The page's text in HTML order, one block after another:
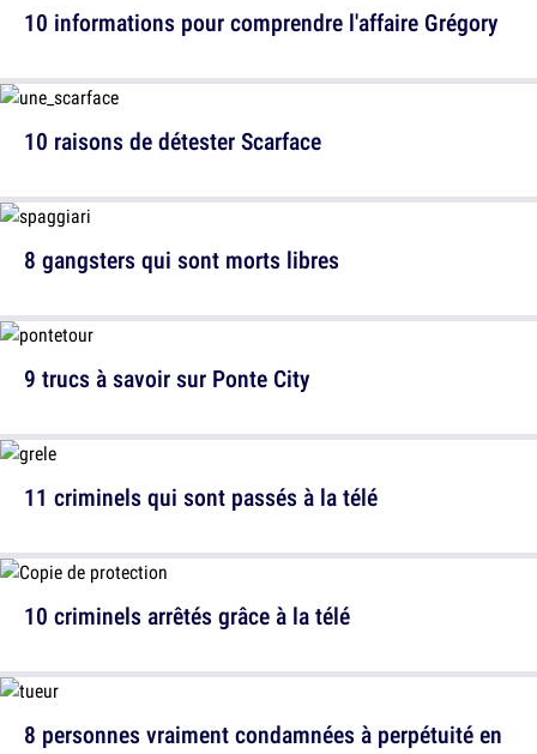
10 informations pour comprendre l'affaire Grégory
8 gangsters qui sont morts libres
11 criminels qui sont passés à la télé
8 personnes vraiment condamnées à perpétuité en
10 raisons de détester Scarface
9 trucs à savoir sur Ponte City
10 criminels arrêtés grâce à la télé